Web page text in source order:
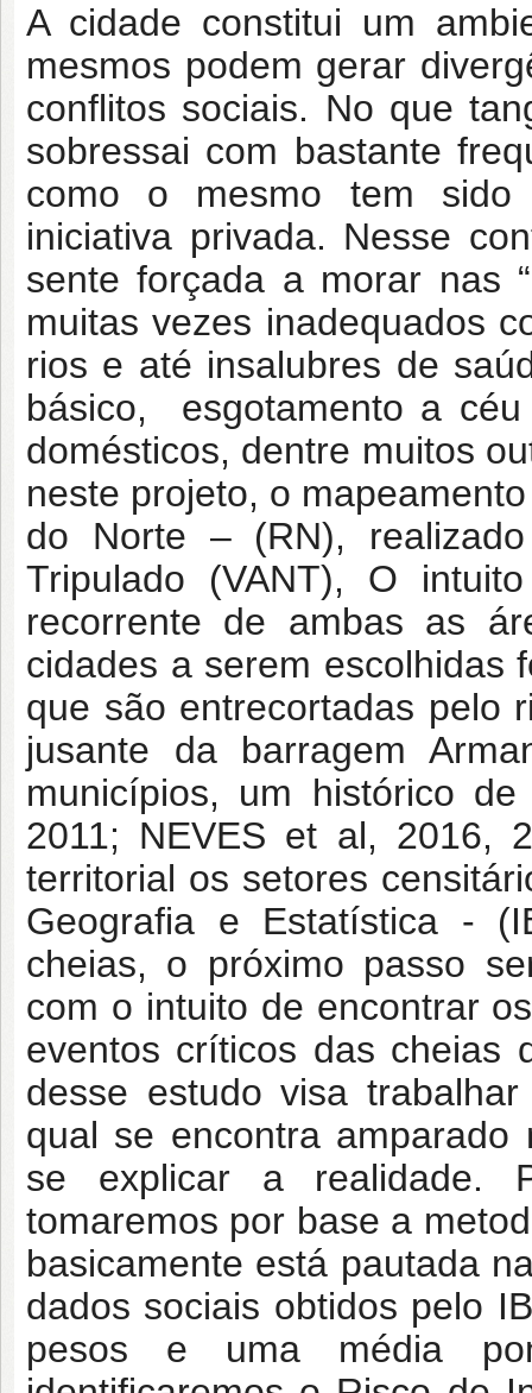
A cidade constitui um
mesmos podem gerar
conflitos sociais. No que
sobressai com bastante
como
o mesmo tem sido
iniciativa privada. Nesse
sente forçada a morar nas
muitas vezes inadequados
rios e até insalubres de
básico, esgotamento a
domésticos, dentre muitos
neste projeto, o
do Norte – (RN),
Tripulado (VANT), O
recorrente de ambas as
cidades a serem escolhidas
que são entrecortadas pelo
jusante da barragem
municípios, um histórico
2011; NEVES et al, 2016,
territorial os setores
Geografia e Estatística -
cheias, o próximo passo
com o intuito de encontrar
eventos críticos das
desse estudo visa
qual se encontra amparado
se explicar a realidade.
tomaremos por base a
basicamente está pautada
dados sociais obtidos pelo
pesos e uma média